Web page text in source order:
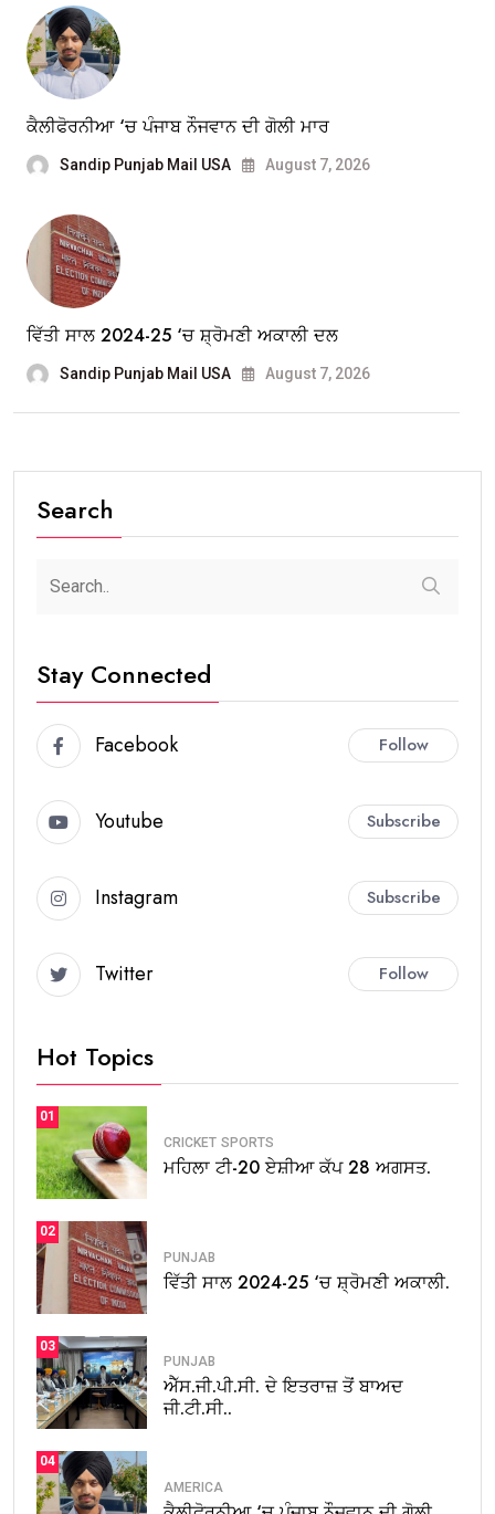
ਕੈਲੀਫੋਰਨੀਆ ‘ਚ ਪੰਜਾਬ ਨੌਜਵਾਨ ਦੀ ਗੋਲੀ ਮਾਰ
Sandip Punjab Mail USA August 7, 2026
ਵਿੱਤੀ ਸਾਲ 2024-25 ‘ਚ ਸ਼੍ਰੋਮਣੀ ਅਕਾਲੀ ਦਲ
Sandip Punjab Mail USA August 7, 2026
Search
Stay Connected
Facebook Follow
Youtube Subscribe
Instagram Subscribe
Twitter Follow
Hot Topics
01
CRICKET SPORTS
ਮਹਿਲਾ ਟੀ-20 ਏਸ਼ੀਆ ਕੱਪ 28 ਅਗਸਤ.
02
PUNJAB
ਵਿੱਤੀ ਸਾਲ 2024-25 ‘ਚ ਸ਼੍ਰੋਮਣੀ ਅਕਾਲੀ.
03
PUNJAB
ਐੱਸ.ਜੀ.ਪੀ.ਸੀ. ਦੇ ਇਤਰਾਜ਼ ਤੋਂ ਬਾਅਦ
ਜੀ.ਟੀ.ਸੀ..
04
AMERICA